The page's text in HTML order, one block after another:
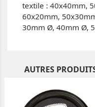
textile : 40x40mm,
60x20mm,
30mm Ø, 40mm Ø,
AUTRES